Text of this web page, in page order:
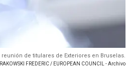
de titulares de Exteriores en Bruselas.
FREDERIC / EUROPEAN COUNCIL - Archivo